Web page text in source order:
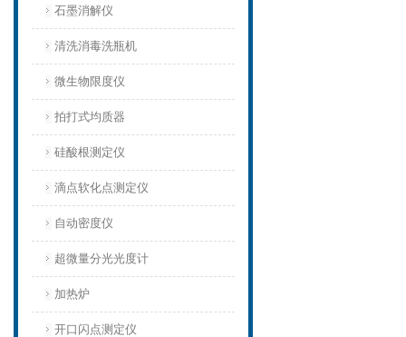
石墨消解仪
清洗消毒洗瓶机
微生物限度仪
拍打式均质器
硅酸根测定仪
滴点软化点测定仪
自动密度仪
超微量分光光度计
加热炉
开口闪点测定仪